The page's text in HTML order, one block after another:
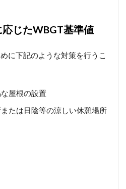
じたWBGT基準値
に下記のような対策を行うこ
屋根の設置
たは日陰等の涼しい休憩場所